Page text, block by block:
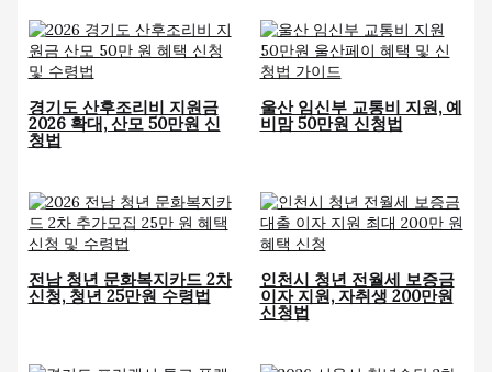
경기도 산후조리비 지원금
2026 확대, 산모 50만원 신
청법
울산 임신부 교통비 지원, 예
비맘 50만원 신청법
전남 청년 문화복지카드 2차
신청, 청년 25만원 수령법
인천시 청년 전월세 보증금
이자 지원, 자취생 200만원
신청법